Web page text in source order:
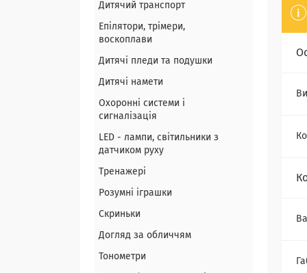
Дитячий транспорт
Епілятори, трімери,
воскоплави
Дитячі пледи та подушки
Дитячі намети
Охоронні системи і
сигналізація
LED - лампи, світильники з
датчиком руху
Тренажері
Розумні іграшки
Скриньки
Догляд за обличчям
Тонометри